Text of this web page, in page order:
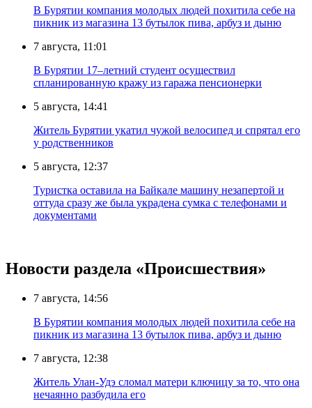
В Бурятии компания молодых людей похитила себе на
пикник из магазина 13 бутылок пива, арбуз и дыню
7 августа, 11:01
В Бурятии 17–летний студент осуществил
спланированную кражу из гаража пенсионерки
5 августа, 14:41
Житель Бурятии укатил чужой велосипед и спрятал его
у родственников
5 августа, 12:37
Туристка оставила на Байкале машину незапертой и
оттуда сразу же была украдена сумка с телефонами и
документами
Новости раздела «Происшествия»
7 августа, 14:56
В Бурятии компания молодых людей похитила себе на
пикник из магазина 13 бутылок пива, арбуз и дыню
7 августа, 12:38
Житель Улан-Удэ сломал матери ключицу за то, что она
нечаянно разбудила его